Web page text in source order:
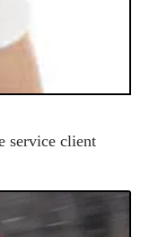
service client